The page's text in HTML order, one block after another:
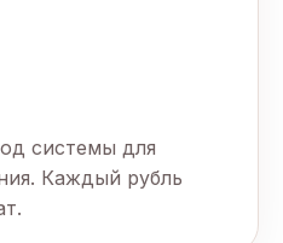
системы для
Каждый рубль